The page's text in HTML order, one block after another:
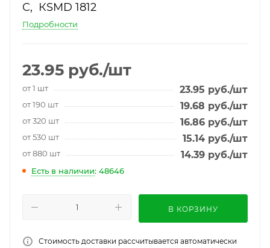
C, КSMD 1812
Подробности
23.95 руб./шт
от 1 шт 23.95 руб./шт
от 190 шт 19.68 руб./шт
от 320 шт 16.86 руб./шт
от 530 шт 15.14 руб./шт
от 880 шт 14.39 руб./шт
Есть в наличии: 48646
В КОРЗИНУ
Стоимость доставки рассчитывается автоматически